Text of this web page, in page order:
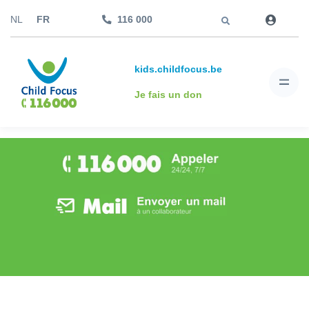
NL FR 116 000
kids.childfocus.be
Je fais un don